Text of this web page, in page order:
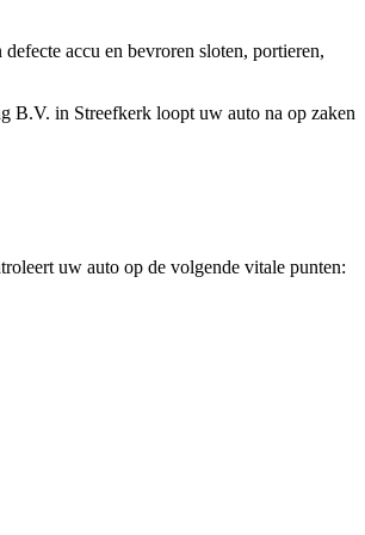
accu en bevroren sloten, portieren,
B.V. in Streefkerk loopt uw auto na op zaken
uw auto op de volgende vitale punten: